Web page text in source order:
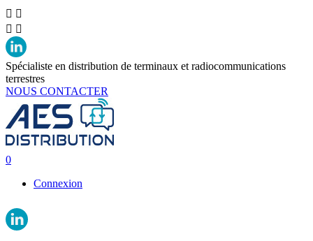
 
 
Spécialiste en distribution de terminaux et radiocommunications
terrestres
NOUS CONTACTER
0
Connexion